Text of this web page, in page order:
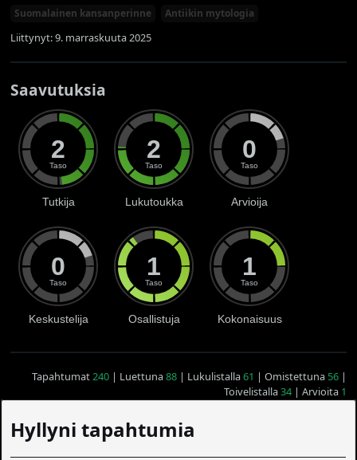
Suomalainen kansanperinne
Antiikin mytologia
Liittynyt: 9. marraskuuta 2025
Saavutuksia
2
Taso
Tutkija
2
Taso
Lukutoukka
0
Taso
Arvioija
0
Taso
Keskustelija
1
Taso
Osallistuja
1
Taso
Kokonaisuus
Tapahtumat240| Luettuna88| Lukulistalla61 | Omistettuna 56|
Toivelistalla34| Arvioita 1
Hyllyni tapahtumia